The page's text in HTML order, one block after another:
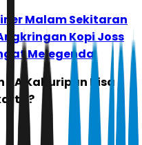
Malam Sekitaran
Kopi Joss
Melegenda
KA Kahuripan Bisa